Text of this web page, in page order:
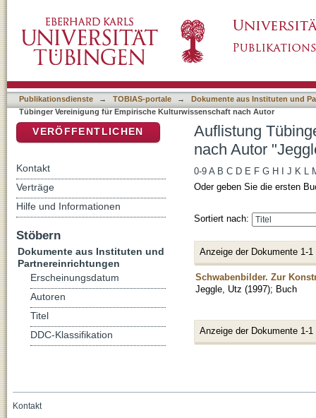
Publikationsdienste → TOBIAS-portale →
Dokumente aus Instituten und
Tübinger Vereinigung für Empirische Kulturwissenschaft nach Autor
Auflistung
nach Autor
0-9 A B C D E F G H J K L
Oder geben Sie die ersten
Sortiert nach:
Anzeige der Dokumente 1-1
Schwabenbilder. Zur
Jeggle, Utz (1997); Buch
Anzeige der Dokumente 1-1
VERÖFFENTLICHEN
Kontakt
Verträge
Hilfe und Informationen
Stöbern
Dokumente aus Instituten und
Partnereinrichtungen
Erscheinungsdatum
Autoren
Titel
DDC-Klassifikation
Kontakt